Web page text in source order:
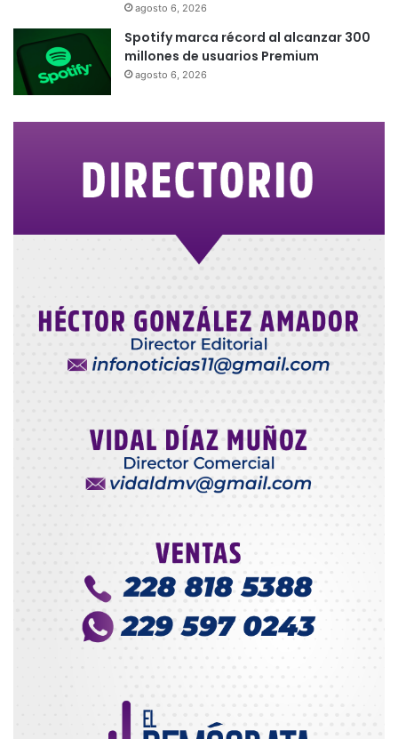
agosto 6, 2026
Spotify marca récord al alcanzar 300
millones de usuarios Premium
agosto 6, 2026